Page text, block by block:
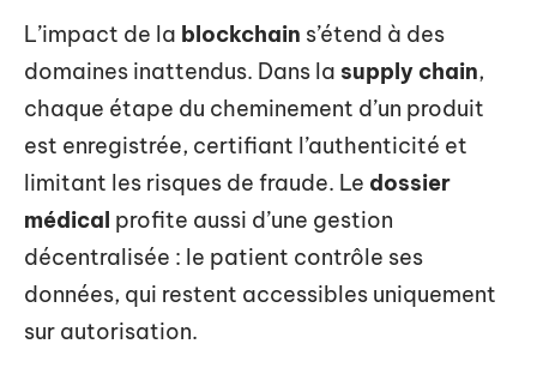
L’impact de la blockchain s’étend à des
domaines inattendus. Dans la supply chain,
chaque étape du cheminement d’un produit
est enregistrée, certifiant l’authenticité et
limitant les risques de fraude. Le dossier
médical profite aussi d’une gestion
décentralisée : le patient contrôle ses
données, qui restent accessibles uniquement
sur autorisation.